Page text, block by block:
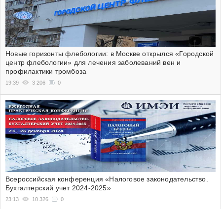
Новые горизонты флебологии: в Москве открылся «Городской
центр флебологии» для лечения заболеваний вен и
профилактики тромбоза
19:39 3 206 0
Всероссийская конференция «Налоговое законодательство.
Бухгалтерский учет 2024-2025»
23:13 10 326 0